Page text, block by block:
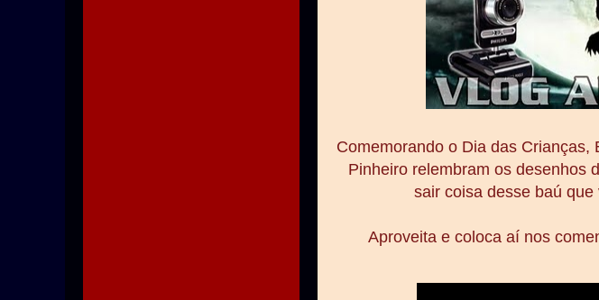
Comemorando o Dia das Crianças,
Pinheiro relembram os desenhos
sair coisa desse baú
Aproveita e coloca aí nos